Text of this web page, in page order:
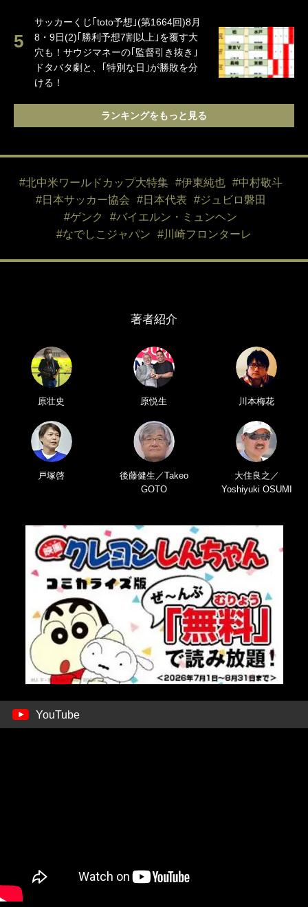
サッカーくじ｢toto予想｣(第1664回)8月
8・9日(2)｢勝利予想7割以上｣を覆す大
穴も！サウジマネーの｢監督引き抜き｣
ドタバタ劇と、｢特別な日｣が勝敗を分
ける！
ランキングをもっと見る
#北中米ワールドカップ大特集 #伊東純也
#中村敬斗
#日本サッカー協会
#日本代表
#ジュビロ磐田
#ゲンク
#バイエルン・ミュンヘン
#なでしこジャパン
#川崎フロンターレ
著者紹介
原壮史 原悦生 川本梅花
戸塚啓
後藤健生／Takeo
GOTO
大住良之／
Yoshiyuki OSUMI
YouTube